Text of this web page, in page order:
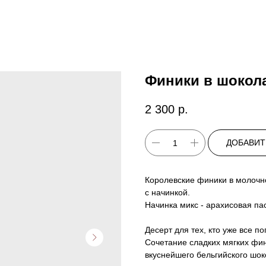
Финики в
2 300 р.
Королевские финики в
с начинкой.
Начинка микс - арахисовая
Десерт для тех, кто уже все
Сочетание сладких мягких
вкуснейшего бельгийского